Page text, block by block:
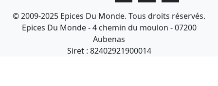
© 2009-2025 Epices Du Monde. Tous droits réservés.
Epices Du Monde - 4 chemin du moulon - 07200
Aubenas
Siret : 82402921900014